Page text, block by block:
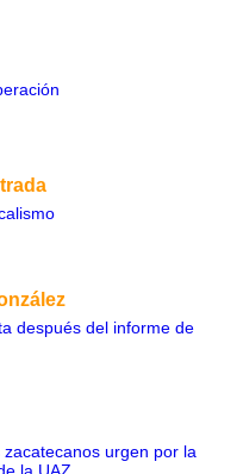
después del informe de
urgen por la